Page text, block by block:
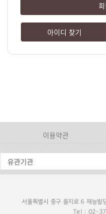
아이디 찾기
이용약관
서울특별시 중구 을지로 6 재능빌
Tel : 02-